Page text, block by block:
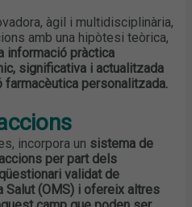
àgil i multidisciplinària,
amb una hipòtesi teòrica,
informació pràctica
significativa i actualitzada
farmacèutica personalitzada.
incorpora un sistema de
per part dels
validat de
Salut (OMS) i ofereix altres